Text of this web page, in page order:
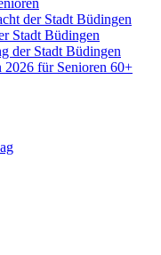
der Stadt Büdingen
Stadt Büdingen
der Stadt Büdingen
2026 für Senioren 60+